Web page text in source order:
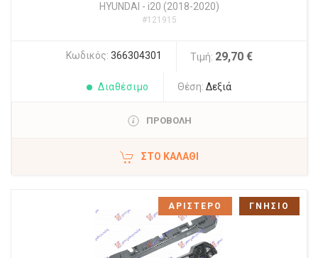
HYUNDAI - i20 (2018-2020)
#121915
Κωδικός: 366304301 Τιμή: 29,70 €
Διαθέσιμο Θέση: Δεξιά
ΠΡΟΒΟΛΗ
ΣΤΟ ΚΑΛΆΘΙ
ΑΡΙΣΤΕΡΟ ΓΝΗΣΙΟ